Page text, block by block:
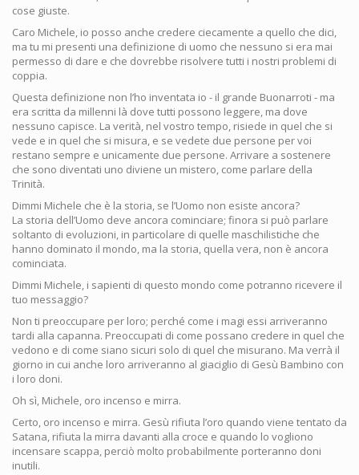
cose giuste.
Caro Michele, io posso anche credere ciecamente a quello che dici,
ma tu mi presenti una definizione di uomo che nessuno si era mai
permesso di dare e che dovrebbe risolvere tutti i nostri problemi di
coppia.
Questa definizione non l’ho inventata io - il grande Buonarroti - ma
era scritta da millenni là dove tutti possono leggere, ma dove
nessuno capisce. La verità, nel vostro tempo, risiede in quel che si
vede e in quel che si misura, e se vedete due persone per voi
restano sempre e unicamente due persone. Arrivare a sostenere
che sono diventati uno diviene un mistero, come parlare della
Trinità.
Dimmi Michele che è la storia, se l’Uomo non esiste ancora?
La storia dell’Uomo deve ancora cominciare; finora si può parlare
soltanto di evoluzioni, in particolare di quelle maschilistiche che
hanno dominato il mondo, ma la storia, quella vera, non è ancora
cominciata.
Dimmi Michele, i sapienti di questo mondo come potranno ricevere il
tuo messaggio?
Non ti preoccupare per loro; perché come i magi essi arriveranno
tardi alla capanna. Preoccupati di come possano credere in quel che
vedono e di come siano sicuri solo di quel che misurano. Ma verrà il
giorno in cui anche loro arriveranno al giaciglio di Gesù Bambino con
i loro doni.
Oh sì, Michele, oro incenso e mirra.
Certo, oro incenso e mirra. Gesù rifiuta l’oro quando viene tentato da
Satana, rifiuta la mirra davanti alla croce e quando lo vogliono
incensare scappa, perciò molto probabilmente porteranno doni
inutili.